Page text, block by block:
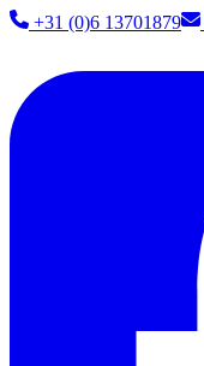
+31 (0)6 13701879​